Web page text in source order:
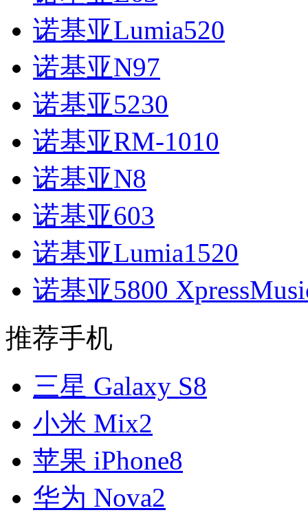
诺基亚Lumia520
诺基亚N97
诺基亚5230
诺基亚RM-1010
诺基亚N8
诺基亚603
诺基亚Lumia1520
诺基亚5800
推荐手机
三星 Galaxy S8
小米 Mix2
苹果 iPhone8
华为 Nova2